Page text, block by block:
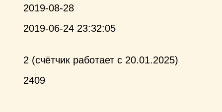
2019-08-28
2019-06-24 23:32:05
2 (счётчик работает с 20.01.2025)
2409